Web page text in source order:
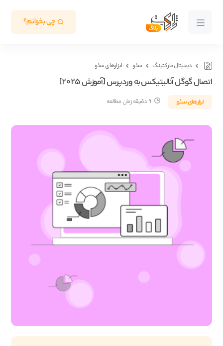
چی بخوانم؟
دیجیتال مارکتینگ سئو ابزارهای سئو
اتصال گوگل آنالیتیکس به وردپرس [آموزش 2025]
ابزارهای سئو 9 دقیقه زمان مطالعه